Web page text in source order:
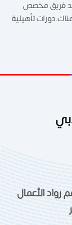
فريق مخصص
تأهيلية
رواد الأعمال